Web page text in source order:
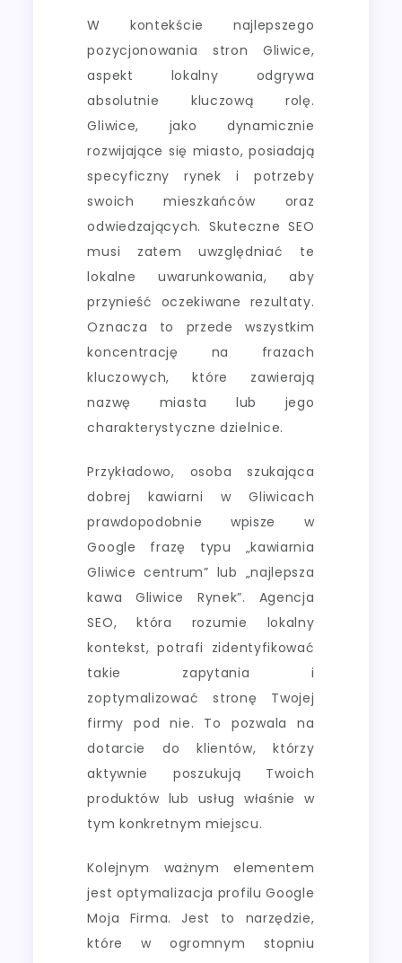
W kontekście najlepszego
pozycjonowania stron Gliwice,
aspekt lokalny odgrywa
absolutnie kluczową rolę.
Gliwice, jako dynamicznie
rozwijające się miasto, posiadają
specyficzny rynek i potrzeby
swoich mieszkańców oraz
odwiedzających. Skuteczne SEO
musi zatem uwzględniać te
lokalne uwarunkowania, aby
przynieść oczekiwane rezultaty.
Oznacza to przede wszystkim
koncentrację na frazach
kluczowych, które zawierają
nazwę miasta lub jego
charakterystyczne dzielnice.
Przykładowo, osoba szukająca
dobrej kawiarni w Gliwicach
prawdopodobnie wpisze w
Google frazę typu „kawiarnia
Gliwice centrum” lub „najlepsza
kawa Gliwice Rynek”. Agencja
SEO, która rozumie lokalny
kontekst, potrafi zidentyfikować
takie zapytania i
zoptymalizować stronę Twojej
firmy pod nie. To pozwala na
dotarcie do klientów, którzy
aktywnie poszukują Twoich
produktów lub usług właśnie w
tym konkretnym miejscu.
Kolejnym ważnym elementem
jest optymalizacja profilu Google
Moja Firma. Jest to narzędzie,
które w ogromnym stopniu